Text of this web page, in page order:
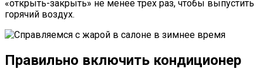
«открыть-закрыть» не менее трех раз, чтобы выпустить
горячий воздух.
Правильно включить кондиционер